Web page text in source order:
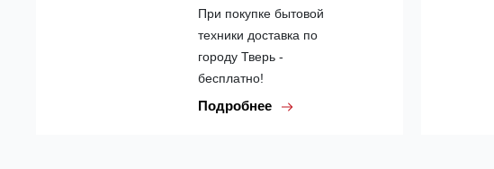
При покупке бытовой
техники доставка по
городу Тверь -
бесплатно!
Подробнее